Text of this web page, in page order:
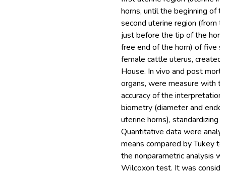
horns, until the beginning of
second uterine region (from
just before the tip of the
free end of the horn) of five
female cattle uterus, created
House. In vivo and post
organs, were measure with
accuracy of the interpretation
biometry (diameter and
uterine horns), standardizing
Quantitative data were
means compared by Tukey
the nonparametric analysis
Wilcoxon test. It was